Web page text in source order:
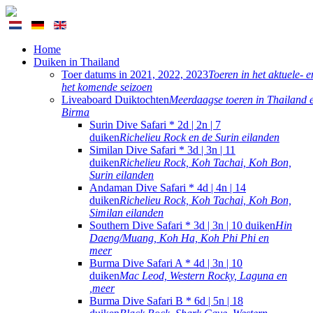
Home
Duiken in Thailand
Toer datums in 2021, 2022, 2023Toeren in het aktuele-
het komende seizoen
Liveaboard DuiktochtenMeerdaagse toeren in Thailand
Birma
Surin Dive Safari * 2d | 2n | 7
duikenRichelieu Rock en de Surin eilanden
Similan Dive Safari * 3d | 3n | 11
duikenRichelieu Rock, Koh Tachai, Koh Bon,
Surin eilanden
Andaman Dive Safari * 4d | 4n | 14
duikenRichelieu Rock, Koh Tachai, Koh Bon,
Similan eilanden
Southern Dive Safari * 3d | 3n | 10 duikenHin
Daeng/Muang, Koh Ha, Koh Phi Phi en
meer
Burma Dive Safari A * 4d | 3n | 10
duikenMac Leod, Western Rocky, Laguna en
,meer
Burma Dive Safari B * 6d | 5n | 18